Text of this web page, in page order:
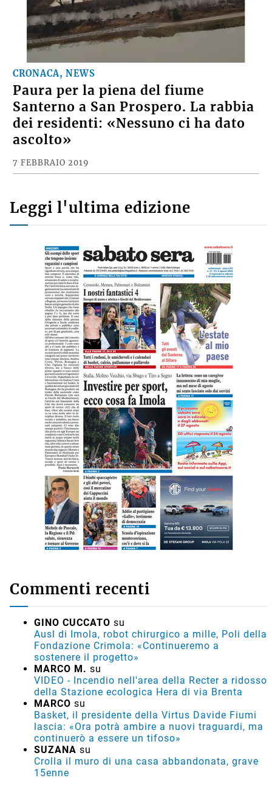
CRONACA, NEWS
Paura per la piena del fiume
Santerno a San Prospero. La rabbia
dei residenti: «Nessuno ci ha dato
ascolto»
7 FEBBRAIO 2019
Leggi l'ultima edizione
Commenti recenti
GINO CUCCATO su
Ausl di Imola, robot chirurgico a mille, Poli della
Fondazione Crimola: «Continueremo a
sostenere il progetto»
MARCO M. su
VIDEO - Incendio nell'area della Recter a ridosso
della Stazione ecologica Hera di via Brenta
MARCO su
Basket, il presidente della Virtus Davide Fiumi
lascia: «Ora potrà ambire a nuovi traguardi, ma
continuerò a essere un tifoso»
SUZANA su
Crolla il muro di una casa abbandonata, grave
15enne